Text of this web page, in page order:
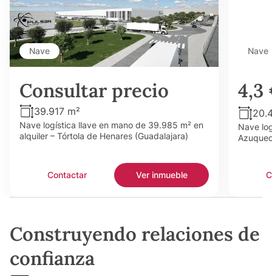
Nave
Consultar precio
39.917 m²
Nave logística llave en mano de 39.985 m² en
alquiler – Tórtola de Henares (Guadalajara)
Contactar Ver inmueble
Nave
4,3
Nave
Construyendo relaciones de
confianza